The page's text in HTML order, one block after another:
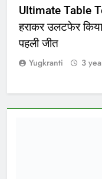
Ultimate Table
हराकर उलटफेर
पहली जीत
Yugkranti 3